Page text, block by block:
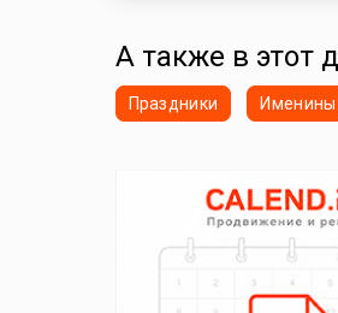
А также в этот
Праздники Именины